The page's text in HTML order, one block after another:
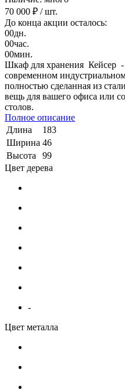
70 000 ₽ / шт.
До конца акции осталось:
00дн.
00час.
00мин.
Шкаф для хранения Кейсер -
современном
полностью сделанная из
вещь для вашего офиса или
столов.
Полное описание
Длина
183
Ширина 46
Высота
99
Цвет дерева
-
Цвет металла